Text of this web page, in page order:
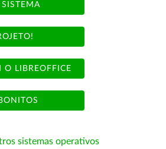
O LIBREOFFICE
sistemas operativos